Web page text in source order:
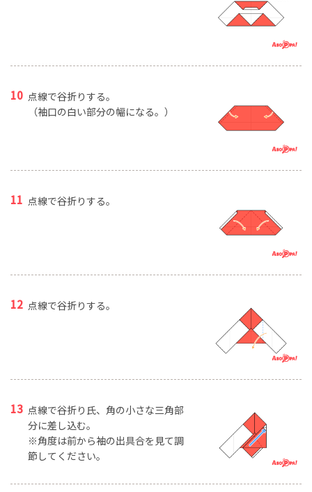
点線で谷折りする。
（袖口の白い部分の幅になる。）
点線で谷折りする。
点線で谷折りする。
点線で谷折り氏、角の小さな三角部
分に差し込む。
※角度は前から袖の出具合を見て調
節してください。